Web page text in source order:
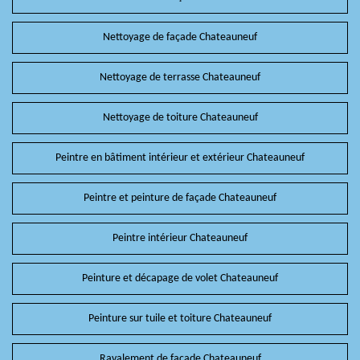
Nettoyage de façade Chateauneuf
Nettoyage de terrasse Chateauneuf
Nettoyage de toiture Chateauneuf
Peintre en bâtiment intérieur et extérieur Chateauneuf
Peintre et peinture de façade Chateauneuf
Peintre intérieur Chateauneuf
Peinture et décapage de volet Chateauneuf
Peinture sur tuile et toiture Chateauneuf